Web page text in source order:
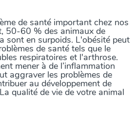
de santé important chez nos
50-60 % des animaux de
sont en surpoids. L'obésité peut
de santé tels que le
respiratoires et l'arthrose.
mener à de l’inflammation
aggraver les problèmes de
au développement de
qualité de vie de votre animal